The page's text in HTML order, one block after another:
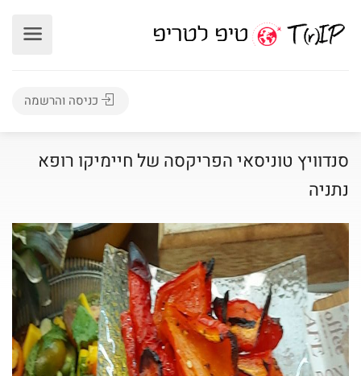
כניסה והרשמה
סנדוויץ טוניסאי הפריקסה של חיימיקו רופא
נתניה